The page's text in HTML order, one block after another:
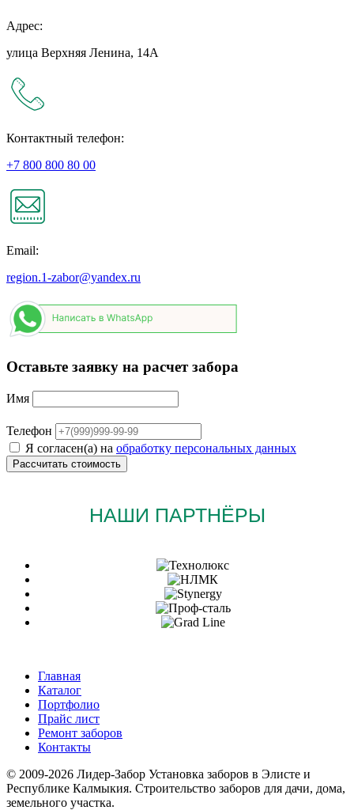
Адрес:
улица Верхняя Ленина, 14А
Контактный телефон:
+7 800 800 80 00
Email:
region.1-zabor@yandex.ru
Оставьте заявку на расчет забора
Имя
Телефон
Я согласен(а) на обработку персональных данных
НАШИ ПАРТНЁРЫ
Главная
Каталог
Портфолио
Прайс лист
Ремонт заборов
Контакты
© 2009-2026 Лидер-Забор Установка заборов в Элисте и
Республике Калмыкия. Строительство заборов для дачи, дома,
земельного участка.